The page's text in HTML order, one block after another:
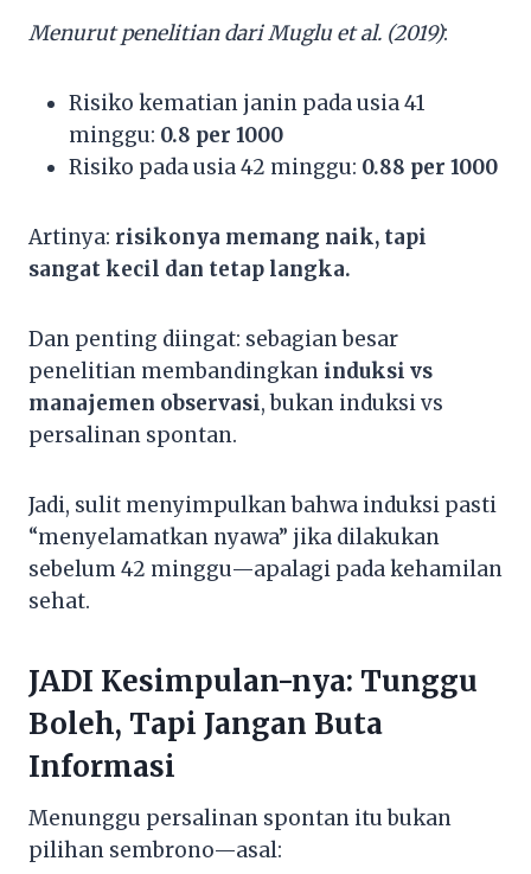
Menurut penelitian dari Muglu et al. (2019):
Risiko kematian janin pada usia 41
minggu: 0.8 per 1000
Risiko pada usia 42 minggu: 0.88 per 1000
Artinya: risikonya memang naik, tapi
sangat kecil dan tetap langka.
Dan penting diingat: sebagian besar
penelitian membandingkan induksi vs
manajemen observasi, bukan induksi vs
persalinan spontan.
Jadi, sulit menyimpulkan bahwa induksi pasti
“menyelamatkan nyawa” jika dilakukan
sebelum 42 minggu—apalagi pada kehamilan
sehat.
JADI Kesimpulan-nya: Tunggu
Boleh, Tapi Jangan Buta
Informasi
Menunggu persalinan spontan itu bukan
pilihan sembrono—asal: